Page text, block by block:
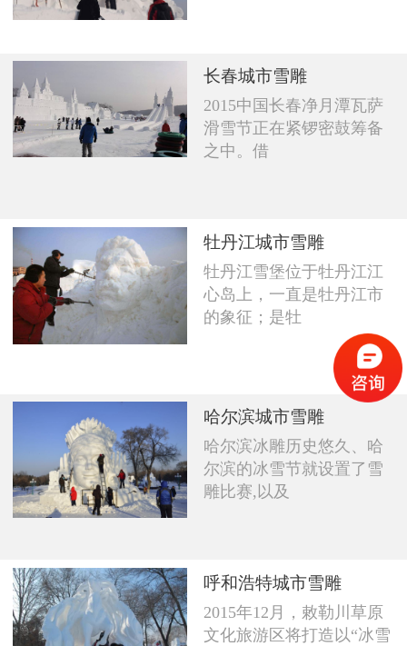
长春城市雪雕
2015中国长春净月潭瓦萨
滑雪节正在紧锣密鼓筹备
之中。借
牡丹江城市雪雕
牡丹江雪堡位于牡丹江江
心岛上，一直是牡丹江市
的象征；是牡
哈尔滨城市雪雕
哈尔滨冰雕历史悠久、哈
尔滨的冰雪节就设置了雪
雕比赛,以及
呼和浩特城市雪雕
2015年12月，敕勒川草原
文化旅游区将打造以“冰雪